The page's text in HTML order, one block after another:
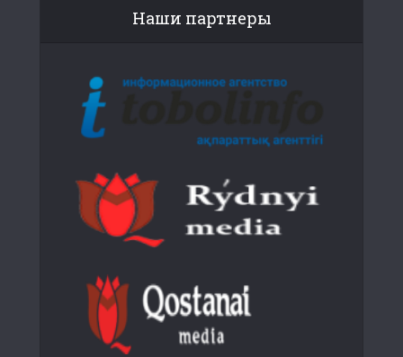
Наши партнеры